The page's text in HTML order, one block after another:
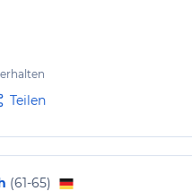
groß und die Badezimmer sehr
viel Platz. Gerne…
Teilen
(61-65)